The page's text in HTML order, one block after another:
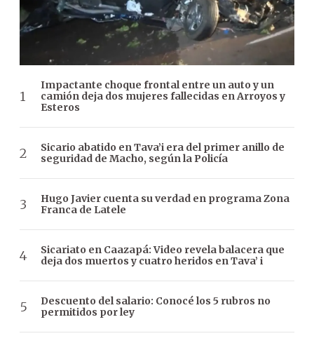
Impactante choque frontal entre un auto y un
camión deja dos mujeres fallecidas en Arroyos y
Esteros
Sicario abatido en Tava’i era del primer anillo de
seguridad de Macho, según la Policía
Hugo Javier cuenta su verdad en programa Zona
Franca de Latele
Sicariato en Caazapá: Video revela balacera que
deja dos muertos y cuatro heridos en Tava’ i
Descuento del salario: Conocé los 5 rubros no
permitidos por ley